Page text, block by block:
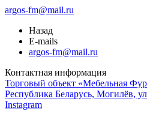
argos-fm@mail.ru
Назад
E-mails
argos-fm@mail.ru
Контактная информация
Торговый объект «Мебельная
Республика Беларусь, Могилёв,
Instagram